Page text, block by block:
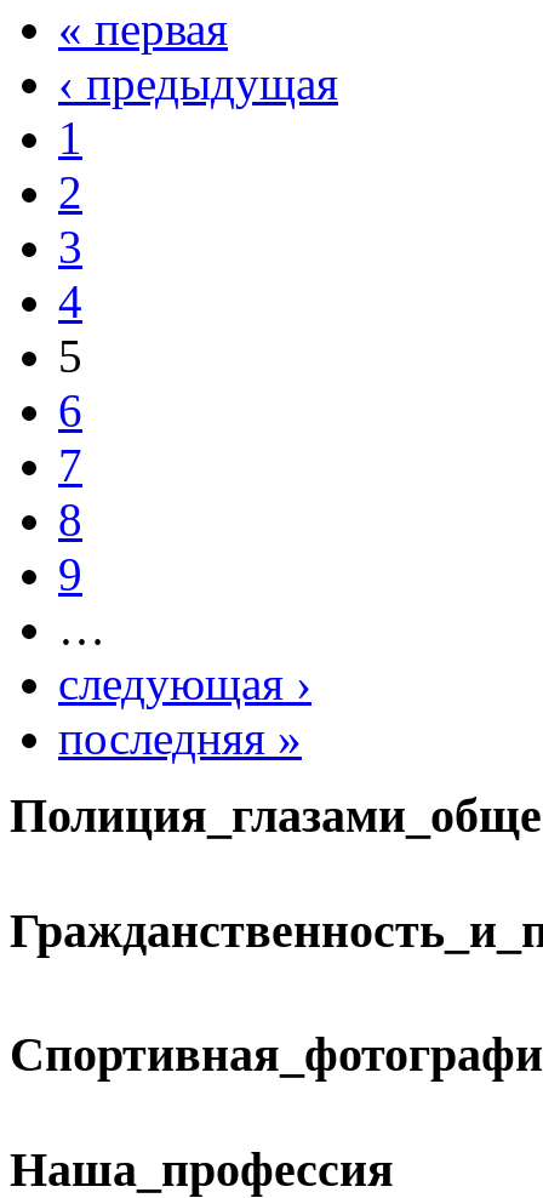
« первая
‹ предыдущая
1
2
3
4
5
6
7
8
9
…
следующая ›
последняя »
Наша_профессия